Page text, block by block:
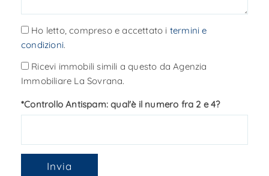
Ho letto, compreso e accettato i termini e
condizioni.
Ricevi immobili simili a questo da Agenzia
Immobiliare La Sovrana.
*Controllo Antispam: qual'è il numero fra 2 e 4?
Invia